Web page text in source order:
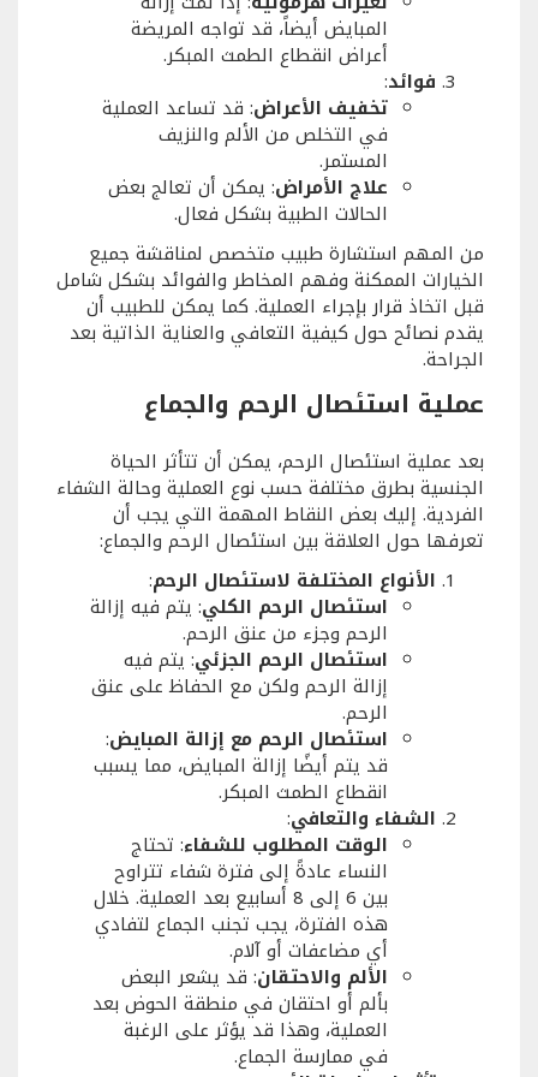
المبايض أيضاً، قد تواجه المريضة
أعراض انقطاع الطمث المبكر.
فوائد:
تخفيف الأعراض: قد تساعد العملية
في التخلص من الألم والنزيف
المستمر.
علاج الأمراض: يمكن أن تعالج بعض
الحالات الطبية بشكل فعال.
من المهم استشارة طبيب متخصص لمناقشة جميع
الخيارات الممكنة وفهم المخاطر والفوائد بشكل شامل
قبل اتخاذ قرار بإجراء العملية. كما يمكن للطبيب أن
يقدم نصائح حول كيفية التعافي والعناية الذاتية بعد
الجراحة.
عملية استئصال الرحم والجماع
بعد عملية استئصال الرحم، يمكن أن تتأثر الحياة
الجنسية بطرق مختلفة حسب نوع العملية وحالة الشفاء
الفردية. إليك بعض النقاط المهمة التي يجب أن
تعرفها حول العلاقة بين استئصال الرحم والجماع:
الأنواع المختلفة لاستئصال الرحم:
استئصال الرحم الكلي: يتم فيه إزالة
الرحم وجزء من عنق الرحم.
استئصال الرحم الجزئي: يتم فيه
إزالة الرحم ولكن مع الحفاظ على عنق
الرحم.
استئصال الرحم مع إزالة المبايض:
قد يتم أيضًا إزالة المبايض، مما يسبب
انقطاع الطمث المبكر.
الشفاء والتعافي:
الوقت المطلوب للشفاء: تحتاج
النساء عادةً إلى فترة شفاء تتراوح
بين 6 إلى 8 أسابيع بعد العملية. خلال
هذه الفترة، يجب تجنب الجماع لتفادي
أي مضاعفات أو آلام.
الألم والاحتقان: قد يشعر البعض
بألم أو احتقان في منطقة الحوض بعد
العملية، وهذا قد يؤثر على الرغبة
في ممارسة الجماع.